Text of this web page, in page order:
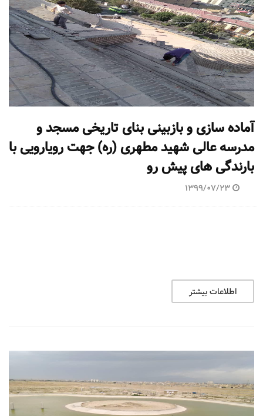
آماده سازی و بازبینی بنای تاریخی مسجد و
مدرسه عالی شهید مطهری (ره) جهت رویارویی با
بارندگی های پیش رو
1399/07/23
اطلاعات بیشتر